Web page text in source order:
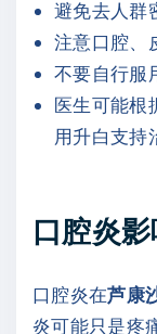
避免去人群
注意口腔、
不要自行服
医生可能根
用升白支持
口腔炎
口腔炎在芦康
炎可能只是疼